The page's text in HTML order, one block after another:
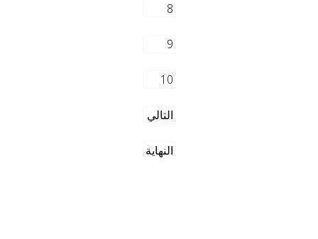
8
9
10
التالي
النهاية